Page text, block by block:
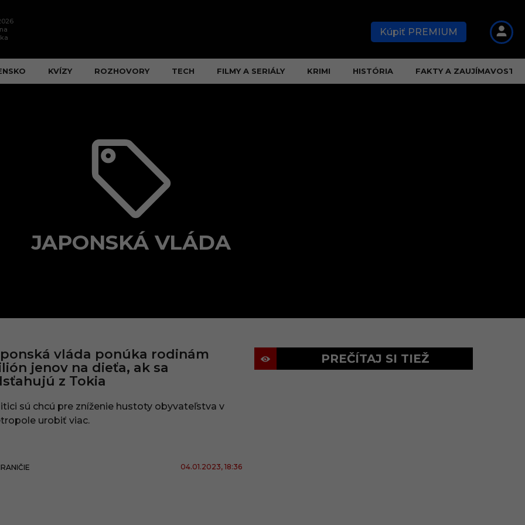
Kúpiť PREMIUM
KVÍZY ROZHOVORY TECH FILMY A SERIÁLY KRIMI HISTÓRIA FAKTY A ZAUJÍMAVOSTI
JAPONSKÁ VLÁDA
vláda ponúka rodinám
jenov na dieťa, ak sa
z Tokia
sú chcú pre zníženie hustoty obyvateľstva v
urobiť viac.
04.01.2023, 18:36
PREČÍTAJ SI TIEŽ